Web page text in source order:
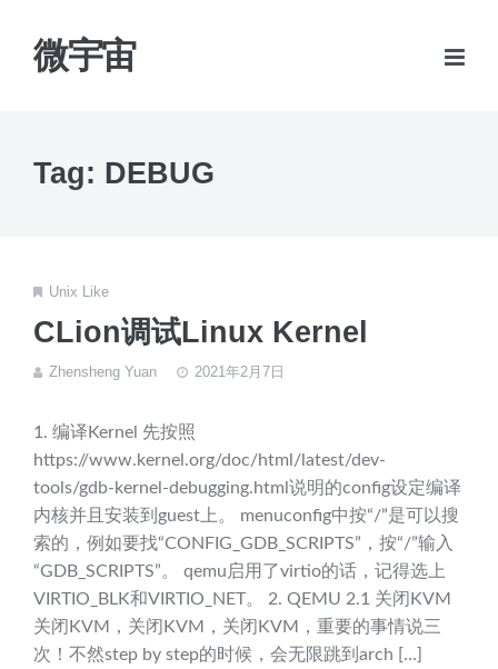
微宇宙
Tag: DEBUG
Unix Like
CLion调试Linux Kernel
Zhensheng Yuan 2021年2月7日
1. 编译Kernel 先按照
https://www.kernel.org/doc/html/latest/dev-
tools/gdb-kernel-debugging.html说明的config设定编译
内核并且安装到guest上。 menuconfig中按“/”是可以搜
索的，例如要找“CONFIG_GDB_SCRIPTS”，按“/”输入
“GDB_SCRIPTS”。 qemu启用了virtio的话，记得选上
VIRTIO_BLK和VIRTIO_NET。 2. QEMU 2.1 关闭KVM
关闭KVM，关闭KVM，关闭KVM，重要的事情说三
次！不然step by step的时候，会无限跳到arch […]